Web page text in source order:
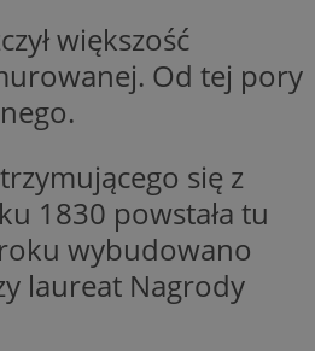
większość
Od tej pory
się z
1830 powstała tu
roku wybudowano
laureat Nagrody